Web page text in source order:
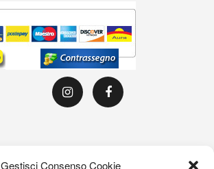
Gestisci Consenso Cookie